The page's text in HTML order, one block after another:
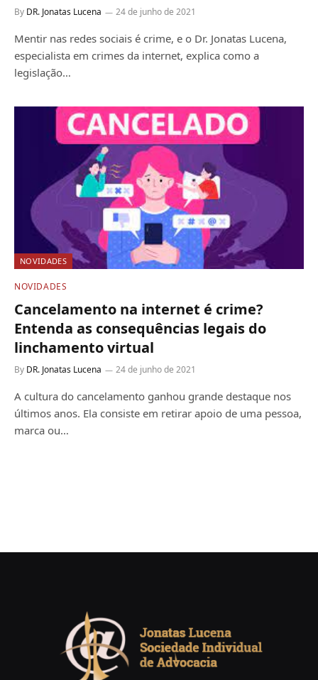
By DR. Jonatas Lucena 24 de junho de 2021
Mentir nas redes sociais é crime, e o Dr. Jonatas Lucena,
especialista em crimes da internet, explica como a
legislação…
NOVIDADES
NOVIDADES
Cancelamento na internet é crime?
Entenda as consequências legais do
linchamento virtual
By DR. Jonatas Lucena 24 de junho de 2021
A cultura do cancelamento ganhou grande destaque nos
últimos anos. Ela consiste em retirar apoio de uma pessoa,
marca ou…